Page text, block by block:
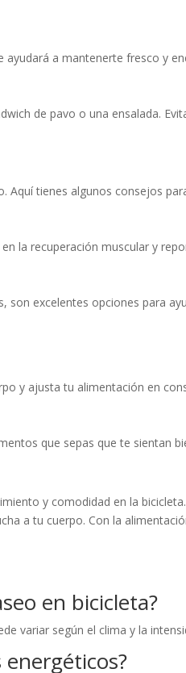
a mantenerte fresco y
de pavo o una ensalada.
tienes algunos consejos
la recuperación muscular y
excelentes opciones para
y ajusta tu alimentación en
que sepas que te sientan
y comodidad en la
a tu cuerpo. Con la
en bicicleta?
variar según el clima y la